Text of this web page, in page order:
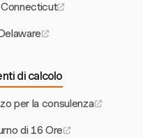
Connecticut
di calcolo
per la consulenza
di 16 Ore